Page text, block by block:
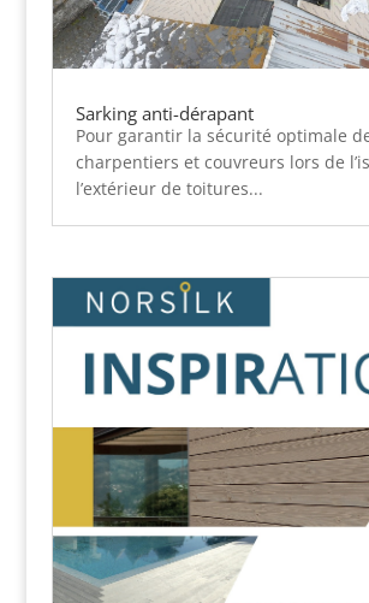
Sarking anti-dérapant
Pour garantir la sécurité optimale
charpentiers et couvreurs lors de
l’extérieur de toitures...